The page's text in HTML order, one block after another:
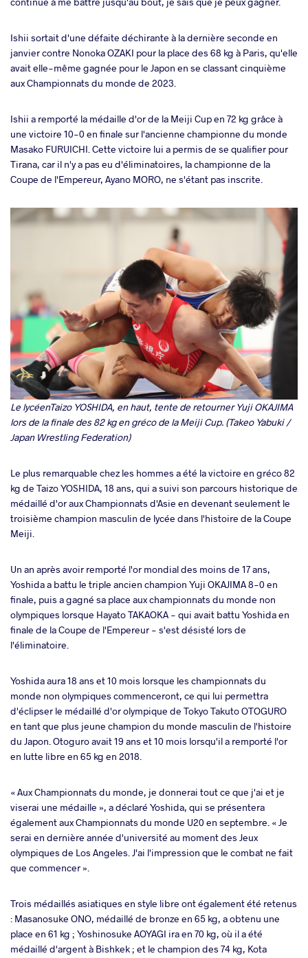
Ishii sortait d'une défaite déchirante à la dernière seconde en
janvier contre Nonoka OZAKI pour la place des 68 kg à Paris, qu'elle
avait elle-même gagnée pour le Japon en se classant cinquième
aux Championnats du monde de 2023.
Ishii a remporté la médaille d'or de la Meiji Cup en 72 kg grâce à
une victoire 10-0 en finale sur l'ancienne championne du monde
Masako FURUICHI. Cette victoire lui a permis de se qualifier pour
Tirana, car il n'y a pas eu d'éliminatoires, la championne de la
Coupe de l'Empereur, Ayano MORO, ne s'étant pas inscrite.
Le lycéenTaizo YOSHIDA, en haut, tente de retourner Yuji OKAJIMA
lors de la finale des 82 kg en gréco de la Meiji Cup. (Takeo Yabuki /
Japan Wrestling Federation)
Le plus remarquable chez les hommes a été la victoire en gréco 82
kg de Taizo YOSHIDA, 18 ans, qui a suivi son parcours historique de
médaillé d'or aux Championnats d'Asie en devenant seulement le
troisième champion masculin de lycée dans l'histoire de la Coupe
Meiji.
Un an après avoir remporté l'or mondial des moins de 17 ans,
Yoshida a battu le triple ancien champion Yuji OKAJIMA 8-0 en
finale, puis a gagné sa place aux championnats du monde non
olympiques lorsque Hayato TAKAOKA - qui avait battu Yoshida en
finale de la Coupe de l'Empereur - s'est désisté lors de
l'éliminatoire.
Yoshida aura 18 ans et 10 mois lorsque les championnats du
monde non olympiques commenceront, ce qui lui permettra
d'éclipser le médaillé d'or olympique de Tokyo Takuto OTOGURO
en tant que plus jeune champion du monde masculin de l'histoire
du Japon. Otoguro avait 19 ans et 10 mois lorsqu'il a remporté l'or
en lutte libre en 65 kg en 2018.
« Aux Championnats du monde, je donnerai tout ce que j'ai et je
viserai une médaille », a déclaré Yoshida, qui se présentera
également aux Championnats du monde U20 en septembre. « Je
serai en dernière année d'université au moment des Jeux
olympiques de Los Angeles. J'ai l'impression que le combat ne fait
que commencer ».
Trois médaillés asiatiques en style libre ont également été retenus
: Masanosuke ONO, médaillé de bronze en 65 kg, a obtenu une
place en 61 kg ; Yoshinosuke AOYAGI ira en 70 kg, où il a été
médaillé d'argent à Bishkek ; et le champion des 74 kg, Kota